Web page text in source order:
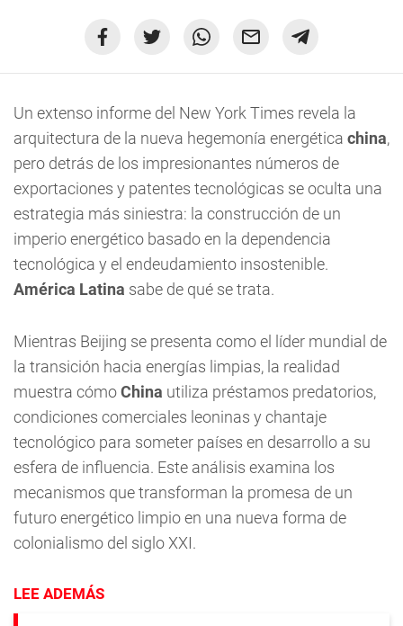
Un extenso informe del New York Times revela la
arquitectura de la nueva hegemonía energética china,
pero detrás de los impresionantes números de
exportaciones y patentes tecnológicas se oculta una
estrategia más siniestra: la construcción de un
imperio energético basado en la dependencia
tecnológica y el endeudamiento insostenible.
América Latina sabe de qué se trata.
Mientras Beijing se presenta como el líder mundial de
la transición hacia energías limpias, la realidad
muestra cómoChina utiliza préstamos predatorios,
condiciones comerciales leoninas y chantaje
tecnológico para someter países en desarrollo a su
esfera de influencia. Este análisis examina los
mecanismos que transforman la promesa de un
futuro energético limpio en una nueva forma de
colonialismo del siglo XXI.
LEE ADEMÁS